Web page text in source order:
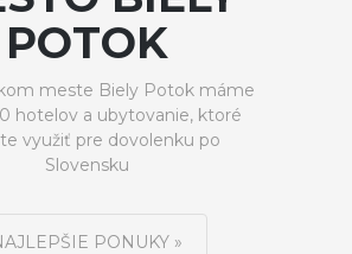
POTOK
meste Biely Potok máme
hotelov a ubytovanie, ktoré
využiť pre dovolenku po
Slovensku
PONUKY »